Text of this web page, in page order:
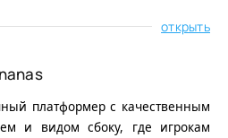
открыть
платформер с качественным
и видом сбоку, где игрокам